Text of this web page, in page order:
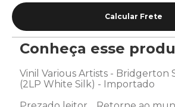
Conheça esse
Vinil Various Artists - Bridgerton
(2LP White Silk) - Importado